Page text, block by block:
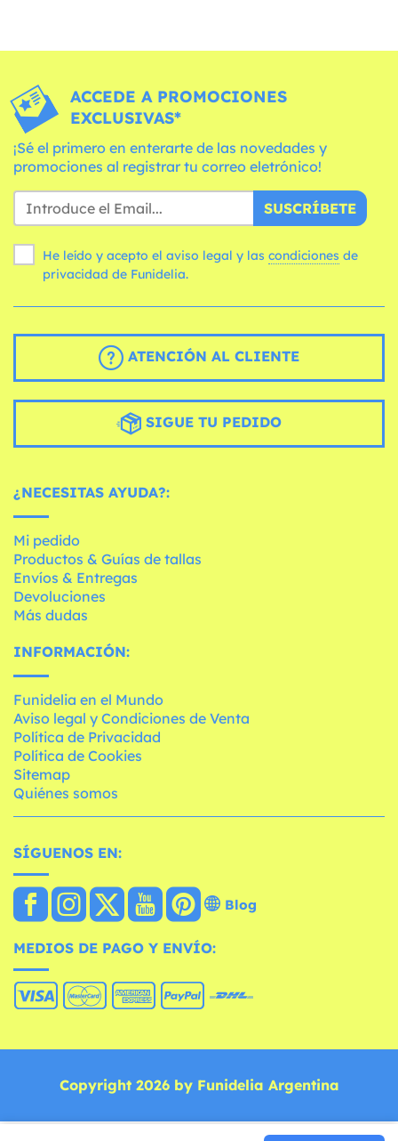
ACCEDE A PROMOCIONES
EXCLUSIVAS*
¡Sé el primero en enterarte de las novedades y
promociones al registrar tu correo eletrónico!
SUSCRÍBETE
He leído y acepto el aviso legal y las condiciones
privacidad de Funidelia.
ATENCIÓN AL CLIENTE
SIGUE TU PEDIDO
¿NECESITAS AYUDA?:
Mi pedido
Productos & Guías de tallas
Envíos & Entregas
Devoluciones
Más dudas
INFORMACIÓN:
Funidelia en el Mundo
Aviso legal y Condiciones de Venta
Política de Privacidad
Política de Cookies
Sitemap
Quiénes somos
SÍGUENOS EN:
Blog
MEDIOS DE PAGO Y ENVÍO:
Copyright 2026 by Funidelia Argentina